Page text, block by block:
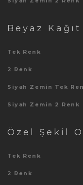
Beyaz
Tek Renk
2 Renk
Siyah Zemin Tek
Siyah Zemin 2 Renk
Özel Şekil
Tek Renk
2 Renk